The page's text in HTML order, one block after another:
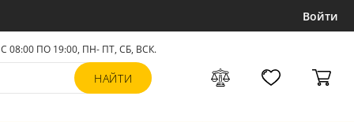
Войти
С 08:00 ПО 19:00, ПН- ПТ,СБ, ВСК.